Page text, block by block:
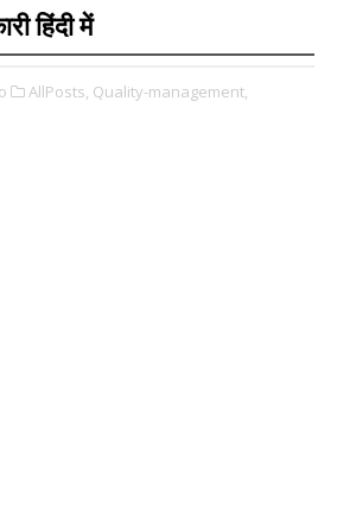
हिंदी में
AllPosts, Quality-management,